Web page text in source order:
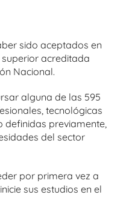
sido aceptados en
acreditada
Nacional.
alguna de las 595
tecnológicas
definidas previamente,
del sector
por primera vez a
sus estudios en el